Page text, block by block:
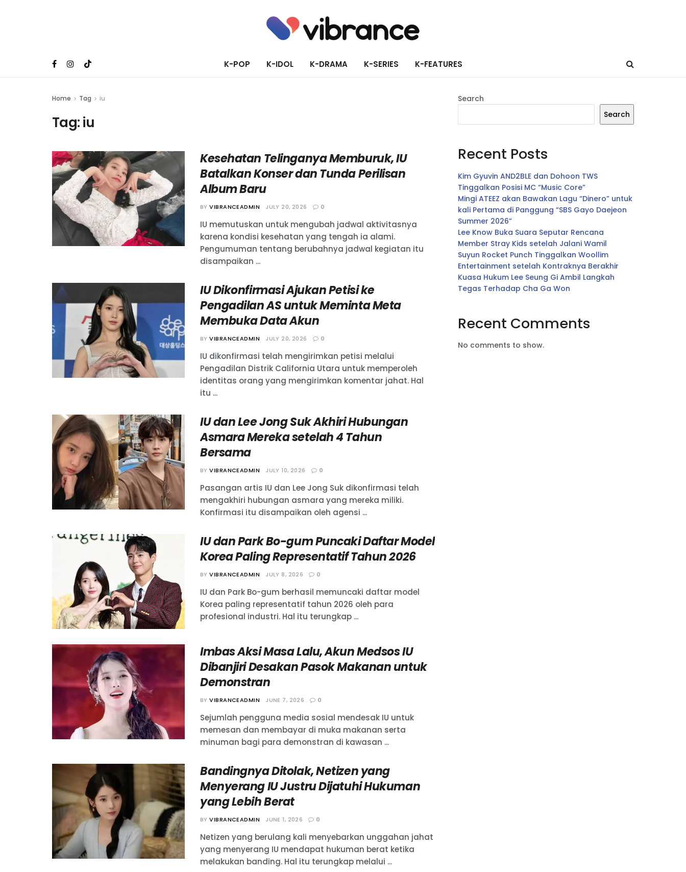
K-POP K-IDOL K-DRAMA K-SERIES K-FEATURES
Home Tag iu
Tag:iu
Kesehatan Telinganya Memburuk, IU
Batalkan Konser dan Tunda Perilisan
Album Baru
BY VIBRANCEADMIN JULY 20, 2026 0
IU memutuskan untuk mengubah jadwal aktivitasnya
karena kondisi kesehatan yang tengah ia alami.
Pengumuman tentang berubahnya jadwal kegiatan itu
disampaikan ...
IU Dikonfirmasi Ajukan Petisi ke
Pengadilan AS untuk Meminta Meta
Membuka Data Akun
BY VIBRANCEADMIN JULY 20, 2026 0
IU dikonfirmasi telah mengirimkan petisi melalui
Pengadilan Distrik California Utara untuk memperoleh
identitas orang yang mengirimkan komentar jahat. Hal
itu ...
IU dan Lee Jong Suk Akhiri Hubungan
Asmara Mereka setelah 4 Tahun
Bersama
BY VIBRANCEADMIN JULY 10, 2026 0
Pasangan artis IU dan Lee Jong Suk dikonfirmasi telah
mengakhiri hubungan asmara yang mereka miliki.
Konfirmasi itu disampaikan oleh agensi ...
IU dan Park Bo-gum Puncaki Daftar Model
Korea Paling Representatif Tahun 2026
BY VIBRANCEADMIN JULY 8, 2026 0
IU dan Park Bo-gum berhasil memuncaki daftar model
Korea paling representatif tahun 2026 oleh para
profesional industri. Hal itu terungkap ...
Imbas Aksi Masa Lalu, Akun Medsos IU
Dibanjiri Desakan Pasok Makanan untuk
Demonstran
BY VIBRANCEADMIN JUNE 7, 2026 0
Sejumlah pengguna media sosial mendesak IU untuk
memesan dan membayar di muka makanan serta
minuman bagi para demonstran di kawasan ...
Bandingnya Ditolak, Netizen yang
Menyerang IU Justru Dijatuhi Hukuman
yang Lebih Berat
BY VIBRANCEADMIN JUNE 1, 2026 0
Netizen yang berulang kali menyebarkan unggahan jahat
yang menyerang IU mendapat hukuman berat ketika
melakukan banding. Hal itu terungkap melalui ...
Search
Search
Recent Posts
Kim Gyuvin AND2BLE dan Dohoon TWS
Tinggalkan Posisi MC “Music Core”
Mingi ATEEZ akan Bawakan Lagu “Dinero” untuk
kali Pertama di Panggung “SBS Gayo Daejeon
Summer 2026”
Lee Know Buka Suara Seputar Rencana
Member Stray Kids setelah Jalani Wamil
Suyun Rocket Punch Tinggalkan Woollim
Entertainment setelah Kontraknya Berakhir
Kuasa Hukum Lee Seung Gi Ambil Langkah
Tegas Terhadap Cha Ga Won
Recent Comments
No comments to show.